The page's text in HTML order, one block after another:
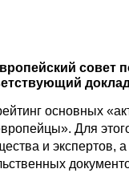
основных
Для
и экспертов,